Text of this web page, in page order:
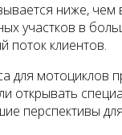
ниже,
участков в
поток клиентов.
открывать
перспективы